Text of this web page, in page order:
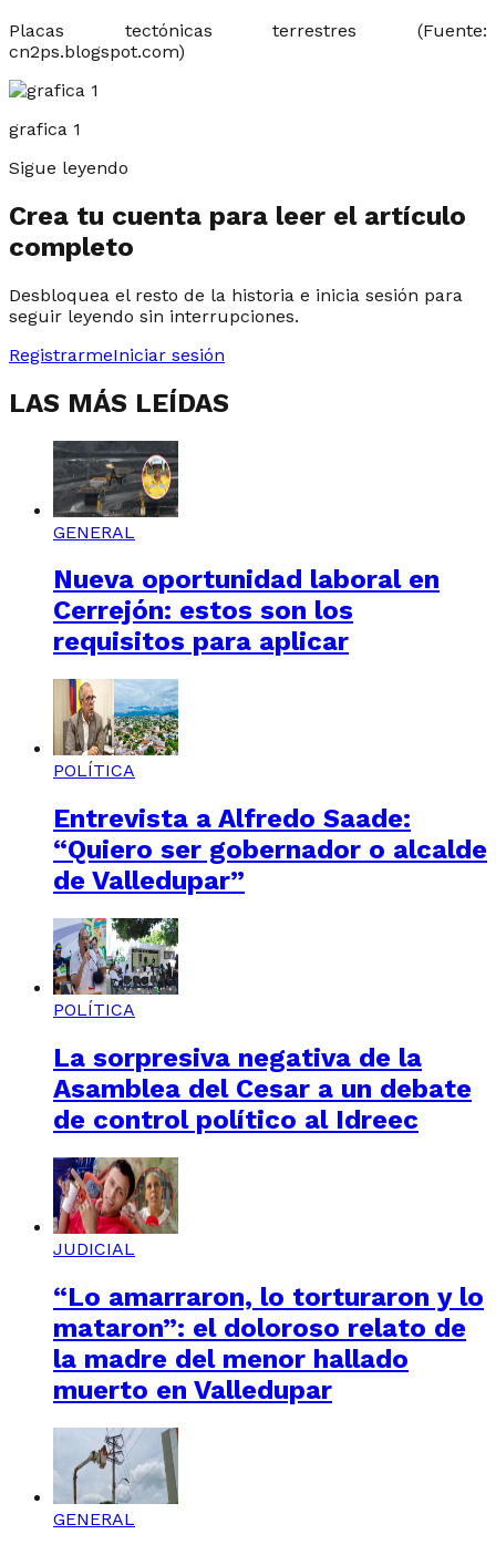
Placas tectónicas terrestres (Fuente:
cn2ps.blogspot.com)
grafica 1
Sigue leyendo
Crea tu cuenta para leer el artículo
completo
Desbloquea el resto de la historia e inicia sesión para
seguir leyendo sin interrupciones.
RegistrarmeIniciar sesión
LAS MÁS LEÍDAS
GENERAL
Nueva oportunidad laboral en
Cerrejón: estos son los
requisitos para aplicar
POLÍTICA
Entrevista a Alfredo Saade:
“Quiero ser gobernador o alcalde
de Valledupar”
POLÍTICA
La sorpresiva negativa de la
Asamblea del Cesar a un debate
de control político al Idreec
JUDICIAL
“Lo amarraron, lo torturaron y lo
mataron”: el doloroso relato de
la madre del menor hallado
muerto en Valledupar
GENERAL